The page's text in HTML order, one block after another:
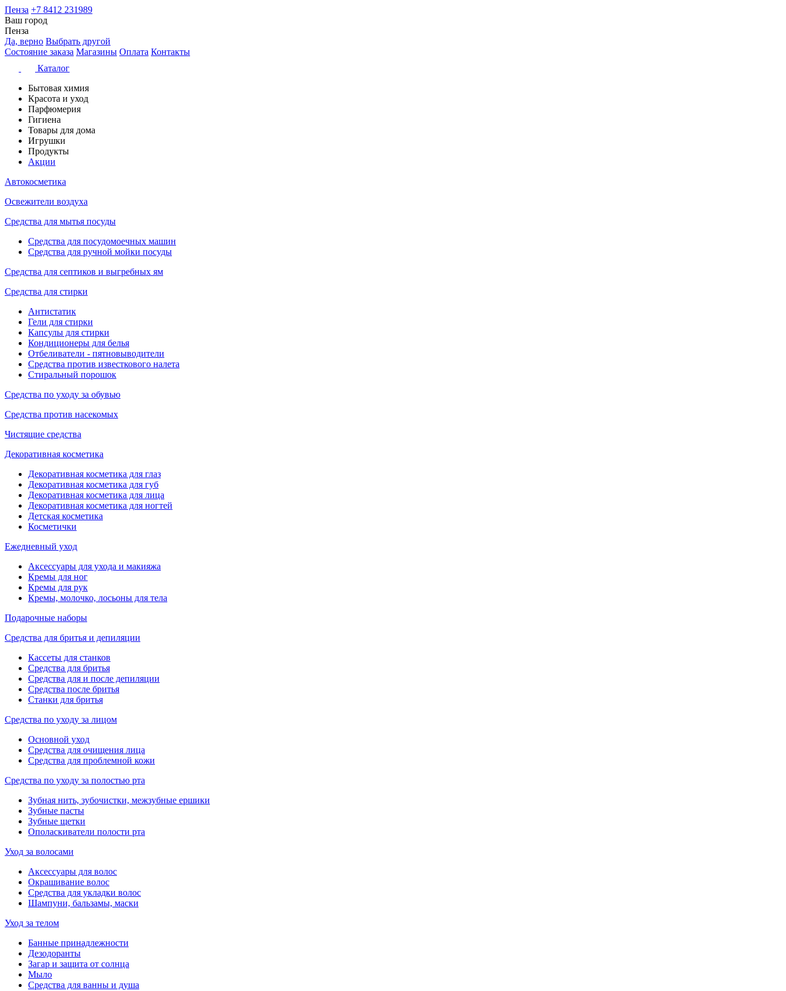
Пенза +7 8412 231989
Ваш город
Пенза
Да, верно Выбрать другой
Состояние заказа Магазины Оплата Контакты
Каталог
Бытовая химия
Красота и уход
Парфюмерия
Гигиена
Товары для дома
Игрушки
Продукты
Акции
Автокосметика
Освежители воздуха
Средства для мытья посуды
Средства для посудомоечных машин
Средства для ручной мойки посуды
Средства для септиков и выгребных ям
Средства для стирки
Антистатик
Гели для стирки
Капсулы для стирки
Кондиционеры для белья
Отбеливатели - пятновыводители
Средства против известкового налета
Стиральный порошок
Средства по уходу за обувью
Средства против насекомых
Чистящие средства
Декоративная косметика
Декоративная косметика для глаз
Декоративная косметика для губ
Декоративная косметика для лица
Декоративная косметика для ногтей
Детская косметика
Косметички
Ежедневный уход
Аксессуары для ухода и макияжа
Кремы для ног
Кремы для рук
Кремы, молочко, лосьоны для тела
Подарочные наборы
Средства для бритья и депиляции
Кассеты для станков
Средства для бритья
Средства для и после депиляции
Средства после бритья
Станки для бритья
Средства по уходу за лицом
Основной уход
Средства для очищения лица
Средства для проблемной кожи
Средства по уходу за полостью рта
Зубная нить, зубочистки, межзубные ершики
Зубные пасты
Зубные щетки
Ополаскиватели полости рта
Уход за волосами
Аксессуары для волос
Окрашивание волос
Средства для укладки волос
Шампуни, бальзамы, маски
Уход за телом
Банные принадлежности
Дезодоранты
Загар и защита от солнца
Мыло
Средства для ванны и душа